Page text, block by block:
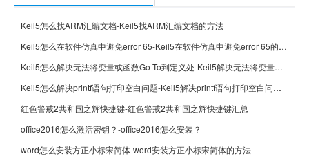
Keil5怎么找ARM汇编文档-Keil5找ARM汇编文档的方法
Keil5怎么在软件仿真中避免error 65-Keil5在软件仿真中避免error 65的方法
Keil5怎么解决无法将变量或函数Go To到定义处-Keil5解决无法将变量或函数Go To到定义处的方法
Keil5怎么解决printf语句打印空白问题-Keil5解决printf语句打印空白问题的方法
红色警戒2共和国之辉快捷键-红色警戒2共和国之辉快捷键汇总
office2016怎么激活密钥？-office2016怎么安装？
word怎么安装方正小标宋简体-word安装方正小标宋简体的方法